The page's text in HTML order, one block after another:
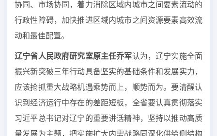
协同、市场协同，着力消除区域内城市之间要素流动的
行政性障碍，加快推进区域内城市之间资源要素高效流
动和最佳配置。
辽宁省人民政府研究室原主任乔军认为，辽宁实施全面
振兴新突破三年行动具备坚实的基础条件和发展实力，
应该抢抓重大战略机遇乘势而上，顺势而为。要清醒认
识到经济运行中存在的差距短板，全省要认真贯彻落实
习近平总书记对辽宁的重要讲话精神，坚持以推动高质
量发展为主题，把实施扩大内需战略同深化供给侧结构